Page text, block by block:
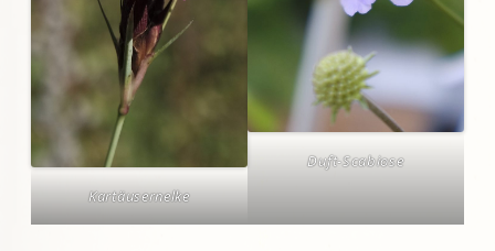
Kartäusernelke
Duft-Scabiose